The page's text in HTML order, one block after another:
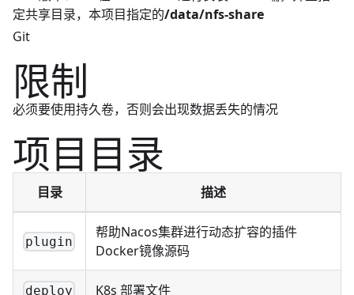
定共享目录，本项目指定的/data/nfs-share
Git
限制
必须要使用持久卷，否则会出现数据丢失的情况
项目目录
目录 描述
plugin
帮助Nacos集群进行动态扩容的插件
Docker镜像源码
deploy K8s 部署文件